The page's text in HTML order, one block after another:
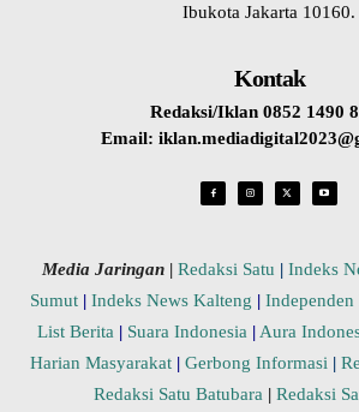
Ibukota Jakarta 10160.
Kontak
Redaksi/Iklan 0852 1490
Email:
Media Jaringan | Redaksi Satu | Indeks
Sumut | Indeks News Kalteng | Independen
List Berita | Suara Indonesia |Aura
Harian Masyarakat | Gerbong Informasi |
Redaksi Satu Batubara | Redaksi